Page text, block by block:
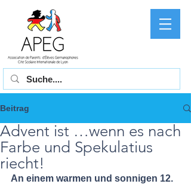
Beitrag
Advent ist …wenn es nach
Farbe und Spekulatius
riecht!
An einem warmen und sonnigen 12.